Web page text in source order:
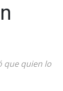
que quien lo